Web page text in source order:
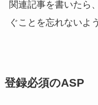
関連記事を書いたら
ぐことを忘れないよ
登録必須のASP